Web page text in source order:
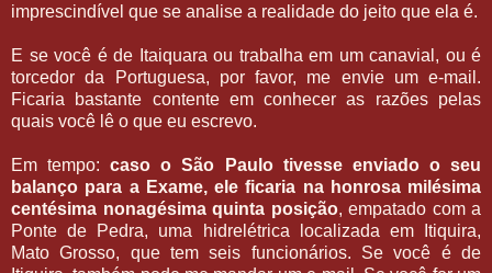
imprescindível que se analise a realidade do jeito que ela é.
E se você é de Itaiquara ou trabalha em um canavial, ou é
torcedor da Portuguesa, por favor, me envie um e-mail.
Ficaria bastante contente em conhecer as razões pelas
quais você lê o que eu escrevo.
Em tempo:caso o São Paulo tivesse enviado o seu
balanço para a Exame, ele ficaria na honrosa milésima
centésima nonagésima quinta posição, empatado com a
Ponte de Pedra, uma hidrelétrica localizada em Itiquira,
Mato Grosso, que tem seis funcionários. Se você é de